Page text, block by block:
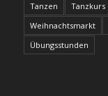
Tanzen
Tanzkurs
Weihnachtsmarkt
Übungsstunden